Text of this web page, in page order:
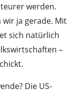
werden.
ja gerade. Mit
sich natürlich
–
Die US-